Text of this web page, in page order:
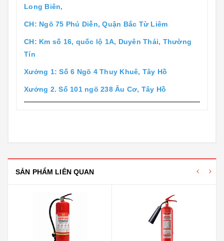
Long Biên,
CH: Ngõ 75 Phú Diễn, Quận Bắc Từ Liêm
CH: Km số 16, quốc lộ 1A, Duyên Thái, Thường
Tín
Xưởng 1: Số 6 Ngõ 4 Thuy Khuê, Tây Hồ
Xưởng 2. Số 101 ngõ 238 Âu Cơ, Tây Hồ
SẢN PHẨM LIÊN QUAN